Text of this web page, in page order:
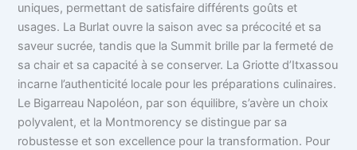
uniques, permettant de satisfaire différents goûts et
usages. La Burlat ouvre la saison avec sa précocité et sa
saveur sucrée, tandis que la Summit brille par la fermeté de
sa chair et sa capacité à se conserver. La Griotte d’Itxassou
incarne l’authenticité locale pour les préparations culinaires.
Le Bigarreau Napoléon, par son équilibre, s’avère un choix
polyvalent, et la Montmorency se distingue par sa
robustesse et son excellence pour la transformation. Pour